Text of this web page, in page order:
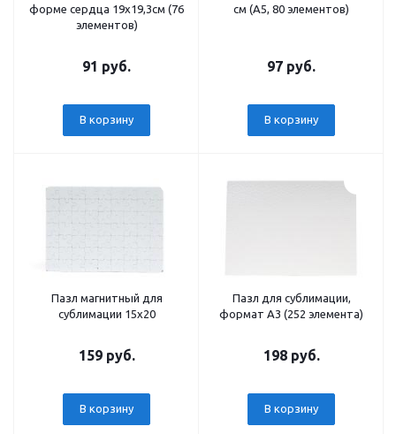
форме сердца 19х19,3см (76
элементов)
91 руб.
В корзину
см (A5, 80 элементов)
97 руб.
В корзину
Пазл магнитный для
сублимации 15х20
159 руб.
В корзину
Пазл для сублимации,
формат А3 (252 элемента)
198 руб.
В корзину